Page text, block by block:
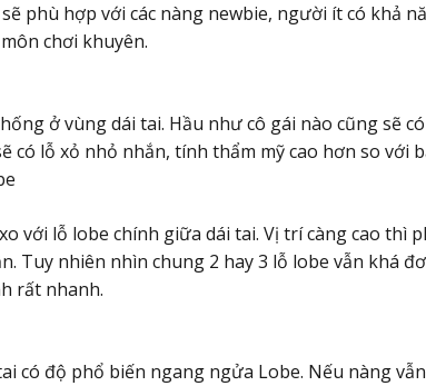
phù hợp với các nàng newbie, người ít có khả
chơi khuyên.
ở vùng dái tai. Hầu như cô gái nào cũng sẽ
có lỗ xỏ nhỏ nhắn, tính thẩm mỹ cao hơn so với
với lỗ lobe chính giữa dái tai. Vị trí càng cao thì
Tuy nhiên nhìn chung 2 hay 3 lỗ lobe vẫn khá
rất nhanh.
có độ phổ biến ngang ngửa Lobe. Nếu nàng